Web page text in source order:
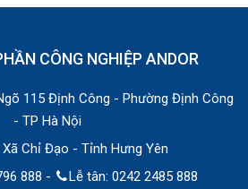
CÔNG NGHIỆP ANDOR
115 Định Công - Phường Định Công
- TP Hà Nội
Xã Chỉ Đạo - Tỉnh Hưng Yên
888 -
Lễ tân: 0242 2485 888